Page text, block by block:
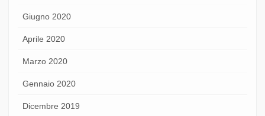
Giugno 2020
Aprile 2020
Marzo 2020
Gennaio 2020
Dicembre 2019